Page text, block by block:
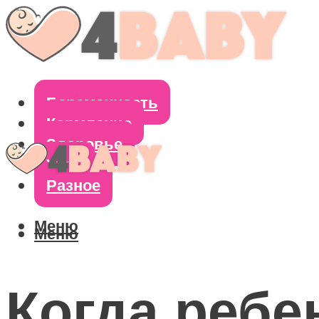
Беременность
Кормление
Здоровье
Уход
Разное
Меню
Меню